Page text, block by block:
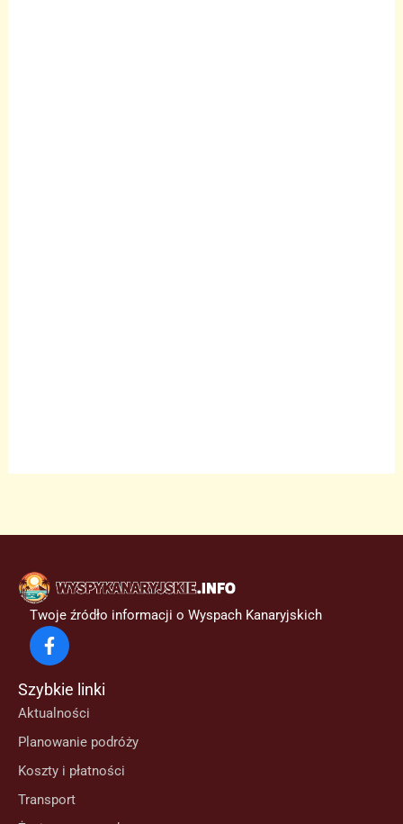
Twoje źródło informacji o Wyspach Kanaryjskich
Szybkie linki
Aktualności
Planowanie podróży
Koszty i płatności
Transport